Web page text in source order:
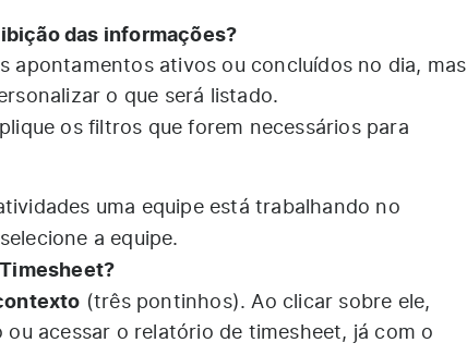
das informações?
apontamentos ativos ou concluídos no dia, mas
o que será listado.
os filtros que forem necessários para
uma equipe está trabalhando no
a equipe.
(três pontinhos). Ao clicar sobre ele,
acessar o relatório de timesheet, já com o